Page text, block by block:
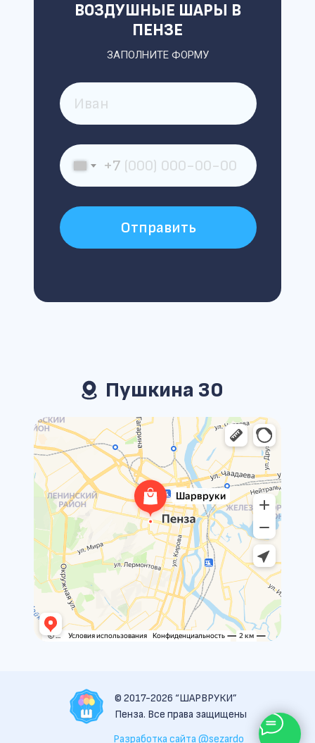
Пушкина 30
ЗАПОЛНИТЕ ФОРМУ
ВОЗДУШНЫЕ ШАРЫ В
ПЕНЗЕ
+7
Отправить
© 2017-2026 “ШАРВРУКИ”
Пенза. Все права защищены
Разработка сайта @sezardo